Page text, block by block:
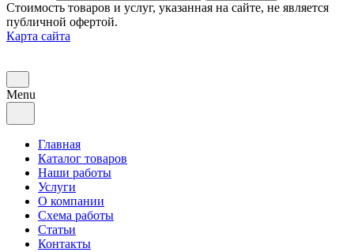
Стоимость товаров и услуг, указанная на сайте, не является
публичной офертой.
Карта сайта
Menu
Главная
Каталог товаров
Наши работы
Услуги
О компании
Схема работы
Статьи
Контакты